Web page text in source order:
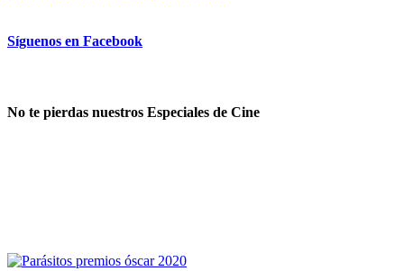
Síguenos en Facebook
No te pierdas nuestros Especiales de Cine